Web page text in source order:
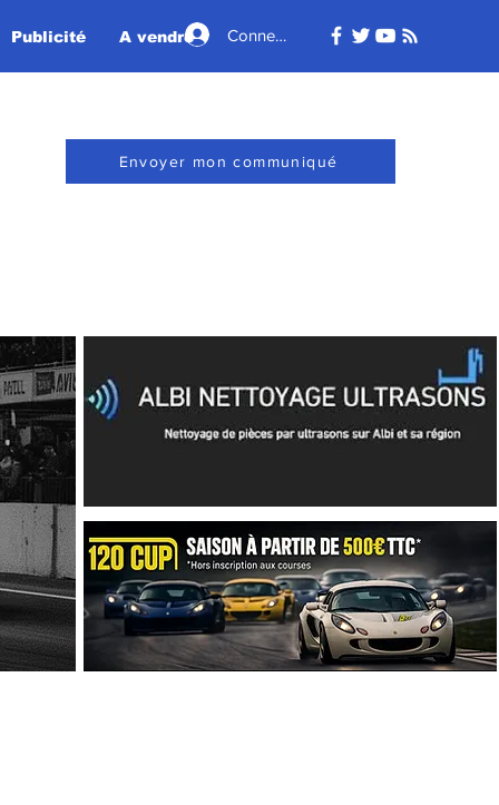
Publicité A vendre - A louer
Connexion
Envoyer mon communiqué